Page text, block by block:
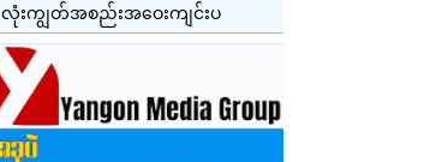
လုံးကျွတ်အစည်းအဝေးကျင်းပ